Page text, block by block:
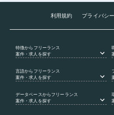
利用規約 プライバシ
特徴からフリーランス
案件・求人を探す
言語からフリーランス
案件・求人を探す
データベース からフリーランス
案件・求人を探す